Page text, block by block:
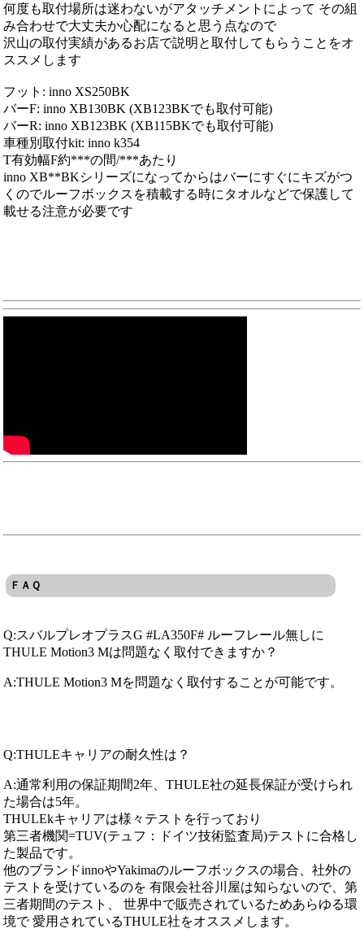
何度も取付場所は迷わないがアタッチメントによって その組
み合わせで大丈夫か心配になると思う点なので
沢山の取付実績があるお店で説明と取付してもらうことをオ
ススメします
フット: inno XS250BK
バーF: inno XB130BK (XB123BKでも取付可能)
バーR: inno XB123BK (XB115BKでも取付可能)
車種別取付kit: inno k354
T有効幅F約***の間/***あたり
inno XB**BKシリーズになってからはバーにすぐにキズがつ
くのでルーフボックスを積載する時にタオルなどで保護して
載せる注意が必要です
ＦＡＱ
Q:スバルプレオプラスG #LA350F# ルーフレール無しに
THULE Motion3 Mは問題なく取付できますか？
A:THULE Motion3 Mを問題なく取付することが可能です。
Q:THULEキャリアの耐久性は？
A:通常利用の保証期間2年、THULE社の延長保証が受けられ
た場合は5年。
THULEkキャリアは様々テストを行っており
第三者機関=TUV(テュフ：ドイツ技術監査局)テストに合格し
た製品です。
他のブランドinnoやYakimaのルーフボックスの場合、社外の
テストを受けているのを 有限会社谷川屋は知らないので、第
三者期間のテスト、 世界中で販売されているためあらゆる環
境で 愛用されているTHULE社をオススメします。